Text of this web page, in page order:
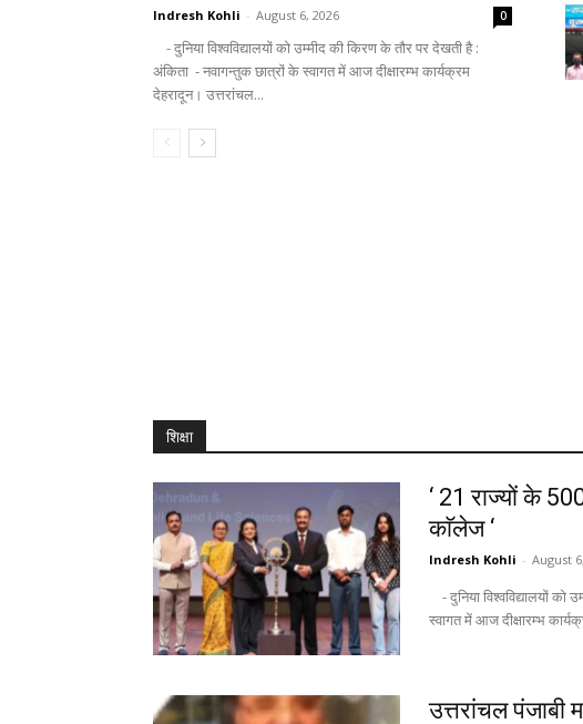
Indresh Kohli - August 6, 2026 0
- दुनिया विश्वविद्यालयों को उम्मीद की किरण के तौर पर देखती है :
अंकिता - नवागन्तुक छात्रों के स्वागत में आज दीक्षारम्भ कार्यक्रम
देहरादून। उत्तरांचल...
शिक्षा
‘ 21 राज्यों के
काॅलेज ‘
Indresh Kohli - August
उत्तरांचल पंजाबी